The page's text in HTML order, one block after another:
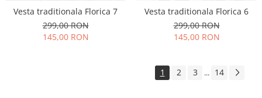
Vesta traditionala Florica 7
299,00 RON
145,00 RON
Vesta traditionala Florica 6
299,00 RON
145,00 RON
1 2 3 ... 14